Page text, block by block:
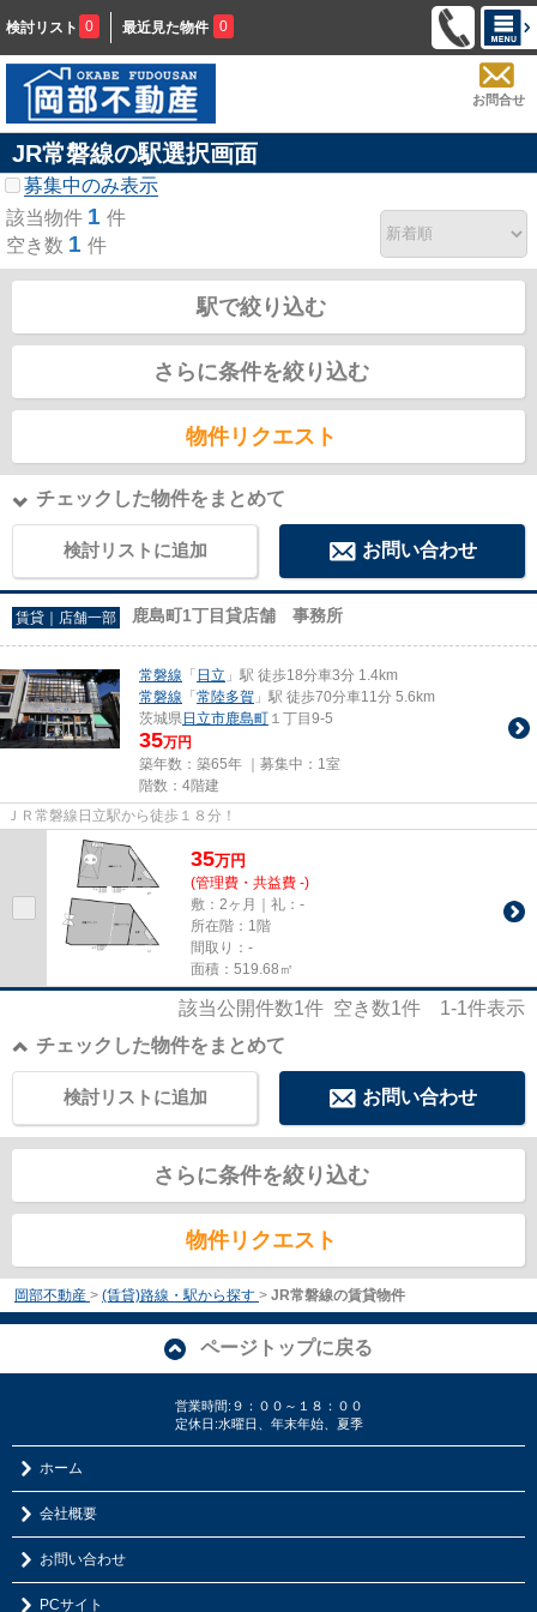
検討リスト 0 最近見た物件 0
お問合せ
JR常磐線の駅選択画面
募集中のみ表示
該当物件 1 件
空き数 1 件
駅で絞り込む
さらに条件を絞り込む
物件リクエスト
チェックした物件をまとめて
検討リストに追加 お問い合わせ
賃貸｜店舗一部 鹿島町1丁目貸店舗 事務所
常磐線 「 日立 」駅 徒歩18分車3分 1.4km
常磐線 「常陸多賀 」駅 徒歩70分車11分 5.6km
茨城県 日立市鹿島町 １丁目9-5
35万円
築年数：築65年 ｜募集中： 1室
階数：4階建
ＪＲ常磐線日立駅から徒歩１８分！
35万円
(管理費・共益費 -)
敷：2ヶ月｜礼：-
所在階：1階
間取り：-
面積：519.68㎡
該当公開件数1件 空き数1件 1-1件表示
チェックした物件をまとめて
お問い合わせ
検討リストに追加
さらに条件を絞り込む
物件リクエスト
岡部不動産 > (賃貸)路線・駅から探す > JR常磐線の賃貸物件
ページトップに戻る
営業時間:９：００～１８：００
定休日:水曜日、年末年始、夏季
ホーム
会社概要
お問い合わせ
PCサイト